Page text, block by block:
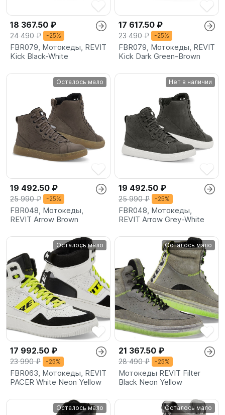
18 367.50 ₽
24 490 ₽ -25%
FBR079, Мотокеды, REVIT
Kick Black-White
17 617.50 ₽
23 490 ₽ -25%
FBR079, Мотокеды, REVIT
Kick Dark Green-Brown
Осталось мало
19 492.50 ₽
25 990 ₽ -25%
FBR048, Мотокеды,
REVIT Arrow Brown
Нет в наличии
19 492.50 ₽
25 990 ₽ -25%
FBR048, Мотокеды,
REVIT Arrow Grey-White
Осталось мало
17 992.50 ₽
23 990 ₽ -25%
FBR063, Мотокеды, REVIT
PACER White Neon Yellow
Осталось мало
21 367.50 ₽
28 490 ₽ -25%
Мотокеды REVIT Filter
Black Neon Yellow
Осталось мало Осталось мало